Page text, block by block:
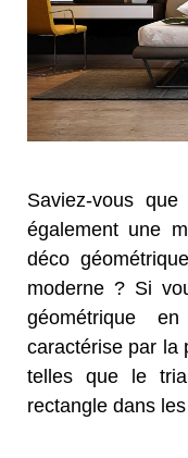
Saviez-vous
également une
déco
moderne ? Si
géométrique
caractérise par la
telles que le
rectangle dans